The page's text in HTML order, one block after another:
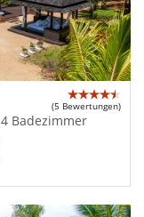
(5 Bewertungen)
Badezimmer